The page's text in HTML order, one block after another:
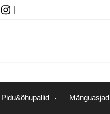
Pidu&õhupallid Mänguasjad